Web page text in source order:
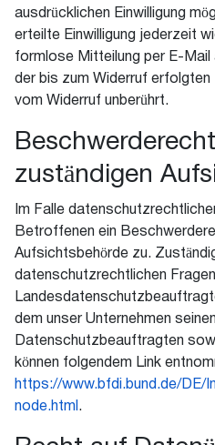
ausdrücklichen Einwilligung
erteilte Einwilligung jederzeit
formlose Mitteilung per E-Mail
der bis zum Widerruf
vom Widerruf unberührt.
zuständigen
Im Falle
Betroffenen ein
Aufsichtsbehörde zu.
datenschutzrechtlichen
dem unser Unternehmen
Datenschutzbeauftragten
können folgendem Link
https://www.bfdi.bund.de/DE/
node.html .